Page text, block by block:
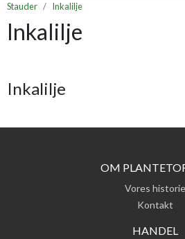
Stauder Inkalilje
Inkalilje
Inkalilje
OM
Vores historie
Kontakt
HANDEL